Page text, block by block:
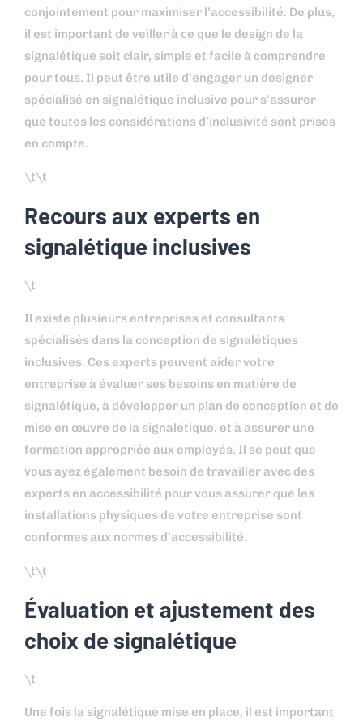
conjointement pour maximiser l’accessibilité. De plus,
il est important de veiller à ce que le design de la
signalétique soit clair, simple et facile à comprendre
pour tous. Il peut être utile d’engager un designer
spécialisé en signalétique inclusive pour s’assurer
que toutes les considérations d’inclusivité sont prises
en compte.
\t\t
Recours aux experts en
signalétique inclusives
\t
Il existe plusieurs entreprises et consultants
spécialisés dans la conception de signalétiques
inclusives. Ces experts peuvent aider votre
entreprise à évaluer ses besoins en matière de
signalétique, à développer un plan de conception et de
mise en œuvre de la signalétique, et à assurer une
formation appropriée aux employés. Il se peut que
vous ayez également besoin de travailler avec des
experts en accessibilité pour vous assurer que les
installations physiques de votre entreprise sont
conformes aux normes d’accessibilité.
\t\t
Évaluation et ajustement des
choix de signalétique
\t
Une fois la signalétique mise en place, il est important